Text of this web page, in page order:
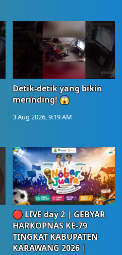
Detik-detik yang bikin
merinding! 😱
3 Aug 2026, 9:19 AM
🔴 LIVE day 2 | GEBYAR
HARKOPNAS KE-79
TINGKAT KABUPATEN
KARAWANG 2026 |